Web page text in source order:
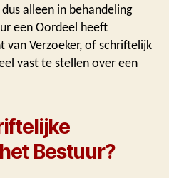
alleen in behandeling
een Oordeel heeft
van Verzoeker, of schriftelijk
vast te stellen over een
Bestuur?